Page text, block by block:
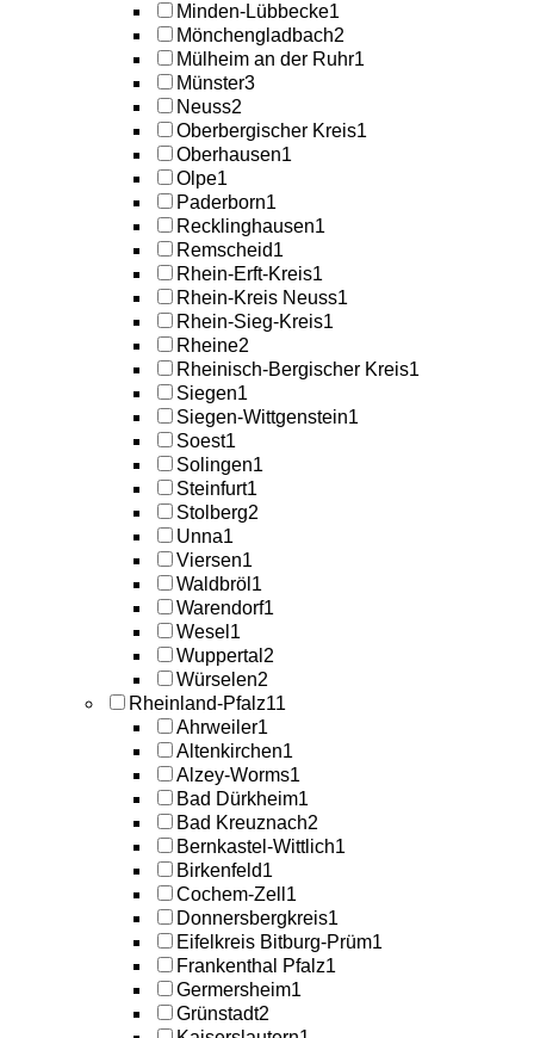
Minden-Lübbecke1
Mönchengladbach2
Mülheim an der Ruhr1
Münster3
Neuss2
Oberbergischer Kreis1
Oberhausen1
Olpe1
Paderborn1
Recklinghausen1
Remscheid1
Rhein-Erft-Kreis1
Rhein-Kreis Neuss1
Rhein-Sieg-Kreis1
Rheine2
Rheinisch-Bergischer Kreis1
Siegen1
Siegen-Wittgenstein1
Soest1
Solingen1
Steinfurt1
Stolberg2
Unna1
Viersen1
Waldbröl 1
Warendorf1
Wesel 1
Wuppertal 2
Würselen2
Rheinland-Pfalz11
Ahrweiler1
Altenkirchen1
Alzey-Worms1
Bad Dürkheim1
Bad Kreuznach2
Bernkastel-Wittlich1
Birkenfeld1
Cochem-Zell 1
Donnersbergkreis1
Eifelkreis Bitburg-Prüm1
Frankenthal Pfalz1
Germersheim1
Grünstadt2